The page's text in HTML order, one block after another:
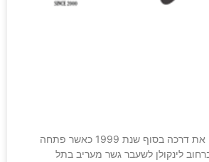
רשת שניצליין החלה את דרכה בסוף שנת 1999 כאשר פתחה
לינקולן לשעבר גשר מעריב בתל